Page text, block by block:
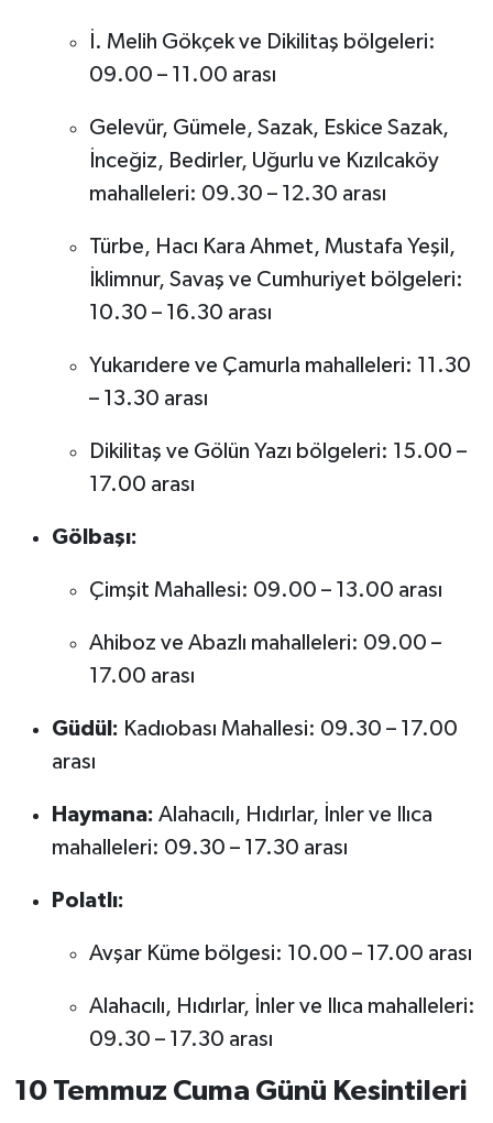
İ. Melih Gökçek ve Dikilitaş bölgeleri:
09.00 – 11.00 arası
Gelevür, Gümele, Sazak, Eskice Sazak,
İnceğiz, Bedirler, Uğurlu ve Kızılcaköy
mahalleleri: 09.30 – 12.30 arası
Türbe, Hacı Kara Ahmet, Mustafa Yeşil,
İklimnur, Savaş ve Cumhuriyet bölgeleri:
10.30 – 16.30 arası
Yukarıdere ve Çamurla mahalleleri: 11.30
– 13.30 arası
Dikilitaş ve Gölün Yazı bölgeleri: 15.00 –
17.00 arası
Gölbaşı:
Çimşit Mahallesi: 09.00 – 13.00 arası
Ahiboz ve Abazlı mahalleleri: 09.00 –
17.00 arası
Güdül: Kadıobası Mahallesi: 09.30 – 17.00
arası
Haymana: Alahacılı, Hıdırlar, İnler ve Ilıca
mahalleleri: 09.30 – 17.30 arası
Polatlı:
Avşar Küme bölgesi: 10.00 – 17.00 arası
Alahacılı, Hıdırlar, İnler ve Ilıca mahalleleri:
09.30 – 17.30 arası
10 Temmuz Cuma Günü Kesintileri